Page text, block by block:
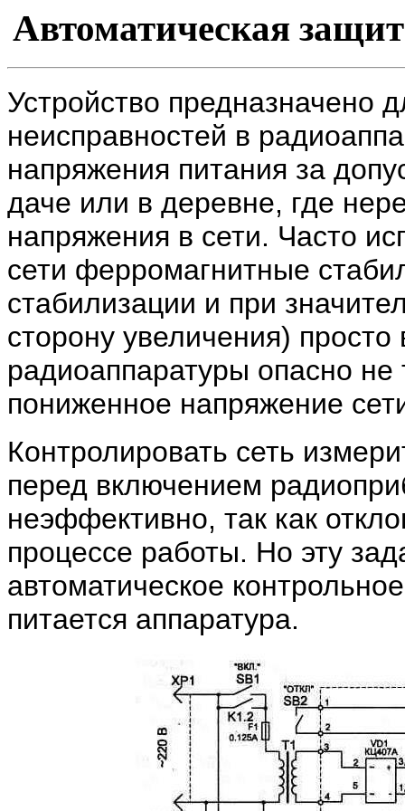
Автоматическая
Устройство предназначено
неисправностей в
напряжения питания за
даче или в деревне, где
напряжения в сети. Часто
сети ферромагнитные
стабилизации и при
сторону увеличения)
радиоаппаратуры опасно
пониженное напряжение
Контролировать сеть
перед включением
неэффективно, так как
процессе работы. Но эту
автоматическое
питается аппаратура.